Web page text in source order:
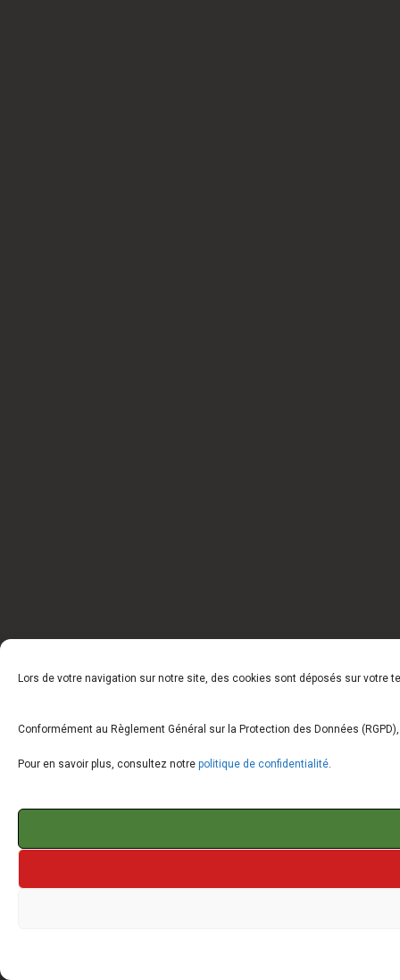
Lors de votre navigation sur notre site, des cookies sont déposés sur votre
Conformément au Règlement Général sur la Protection des Données
Pour en savoir plus, consultez notre politique de confidentialité.